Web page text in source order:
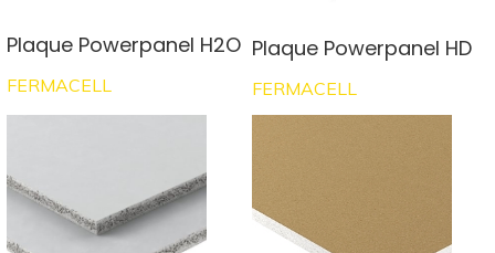
Plaque Powerpanel H2O
FERMACELL
Plaque Powerpanel HD
FERMACELL